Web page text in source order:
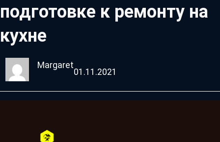
подготовке к ремонту на
кухне
Margaret
01.11.2021